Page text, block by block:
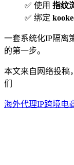
✅ 使用 指纹
✅ 绑定
一套系统化IP隔离
的第一步。
本文来自网络投稿
们
海外代理IP跨境电